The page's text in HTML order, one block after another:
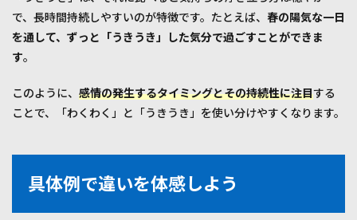
で、長時間持続しやすいのが特徴です。たとえば、 春の陽気な一日
を通して、ずっと「うきうき」した気分で過ごすことができま
す。
このように、 感情の発生するタイミングとその持続性に注目する
ことで、「わくわく」と「うきうき」を使い分けやすくなります。
具体例で違いを体感しよう